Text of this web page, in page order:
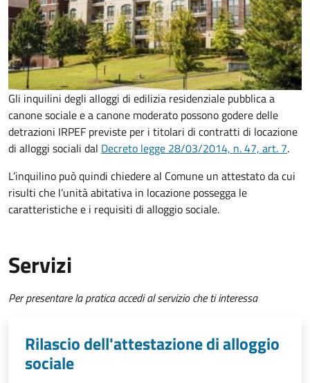
Gli inquilini degli alloggi di edilizia residenziale pubblica a
canone sociale e a canone moderato possono godere delle
detrazioni IRPEF previste per i titolari di contratti di locazione
di alloggi sociali dal Decreto legge 28/03/2014, n. 47, art. 7.
L’inquilino può quindi chiedere al Comune un attestato da cui
risulti che l’unitàabitativa in locazione possegga le
caratteristiche e i requisiti di alloggio sociale.
Servizi
Per presentare la pratica accedi al servizio che ti interessa
Rilascio dell'attestazione di alloggio
sociale